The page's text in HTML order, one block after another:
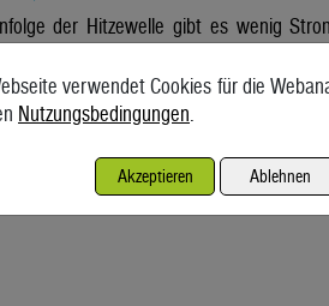
der Hitzewelle gibt es wenig
auf die
Die anhaltende Hitzewelle
Verbund ein Drittel der Wassermenge.
erneuerbaren Energien und halten unsere
verwendet Cookies für die
Nutzungsbedingungen
Akzeptieren Ablehnen